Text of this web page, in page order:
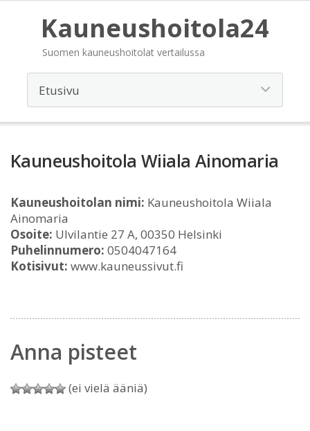
Kauneushoitola24
Suomen kauneushoitolat vertailussa
Kauneushoitola Wiiala Ainomaria
Kauneushoitolan nimi: Kauneushoitola Wiiala
Ainomaria
Osoite: Ulvilantie 27 A, 00350 Helsinki
Puhelinnumero: 0504047164
Kotisivut: www.kauneussivut.fi
Anna pisteet
(ei vielä ääniä)